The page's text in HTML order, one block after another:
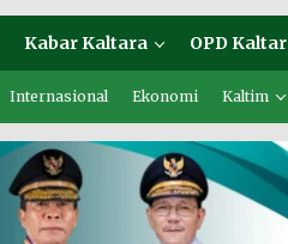
Kabar Kaltara OPD
Internasional Ekonomi Kaltim